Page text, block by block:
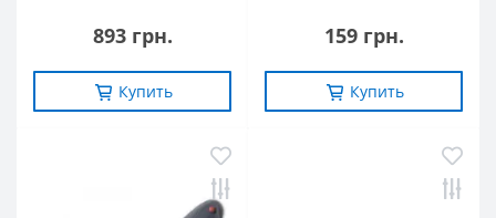
893 грн.
Купить
159 грн.
Купить